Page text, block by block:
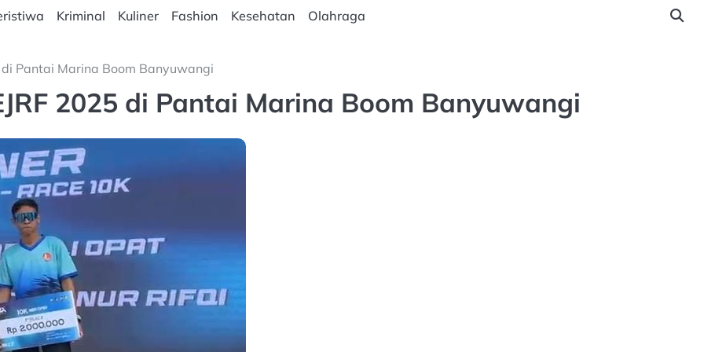
Kriminal Kuliner Fashion Kesehatan Olahraga
di Pantai Marina Boom Banyuwangi
2025 di Pantai Marina Boom Banyuwangi